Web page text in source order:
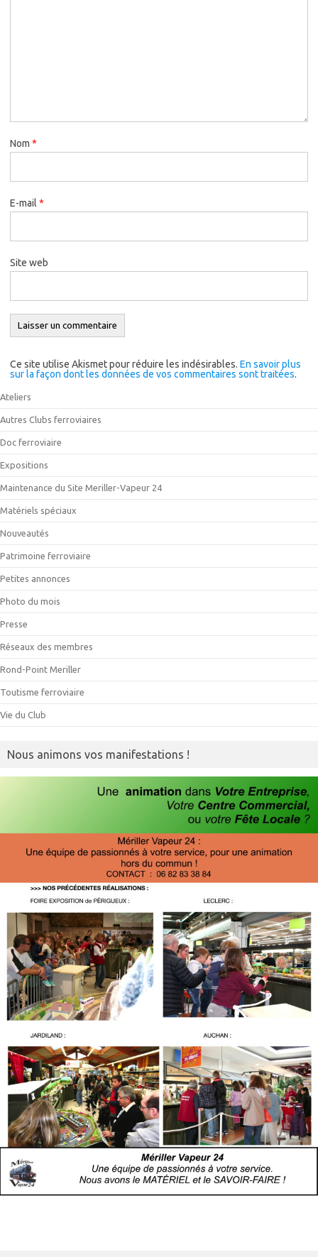
Nom *
E-mail *
Site web
Ce site utilise Akismet pour réduire les indésirables. En savoir plus
sur la façon dont les données de vos commentaires sont traitées.
Ateliers
Autres Clubs ferroviaires
Doc ferroviaire
Expositions
Maintenance du Site Meriller-Vapeur 24
Matériels spéciaux
Nouveautés
Patrimoine ferroviaire
Petites annonces
Photo du mois
Presse
Réseaux des membres
Rond-Point Meriller
Toutisme ferroviaire
Vie du Club
Nous animons vos manifestations !